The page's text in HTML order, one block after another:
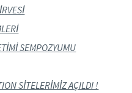
SEMPOZYUMU
SİTELERİMİZ AÇILDI !